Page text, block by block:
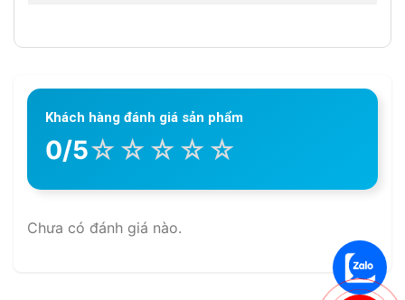
Khách hàng đánh giá sản phẩm
0/5☆ ☆ ☆ ☆ ☆
Chưa có đánh giá nào.